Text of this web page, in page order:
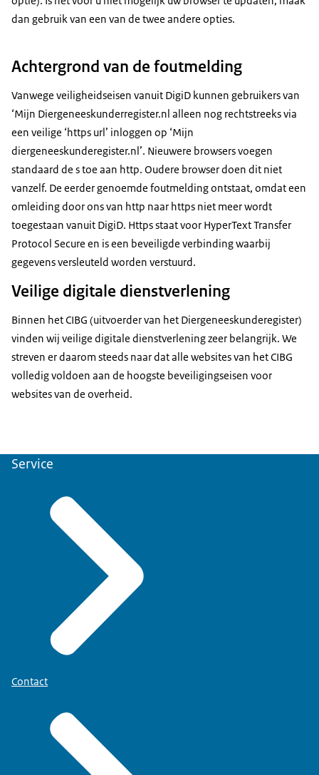
dan gebruik van een van de twee andere opties.
Achtergrond van de foutmelding
Vanwege veiligheidseisen vanuit DigiD kunnen gebruikers van
‘Mijn Diergeneeskunderregister.nl alleen nog rechtstreeks via
een veilige ‘https url’ inloggen op ‘Mijn
diergeneeskunderegister.nl’. Nieuwere browsers voegen
standaard de s toe aan http. Oudere browser doen dit niet
vanzelf. De eerder genoemde foutmelding ontstaat, omdat een
omleiding door ons van http naar https niet meer wordt
toegestaan vanuit DigiD. Https staat voor HyperText Transfer
Protocol Secure en is een beveiligde verbinding waarbij
gegevens versleuteld worden verstuurd.
Veilige digitale dienstverlening
Binnen het CIBG (uitvoerder van het Diergeneeskunderegister)
vinden wij veilige digitale dienstverlening zeer belangrijk. We
streven er daarom steeds naar dat alle websites van het CIBG
volledig voldoen aan de hoogste beveiligingseisen voor
websites van de overheid.
Service
Contact